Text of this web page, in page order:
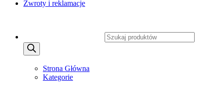
Zwroty i reklamacje
Strona Główna
Kategorie